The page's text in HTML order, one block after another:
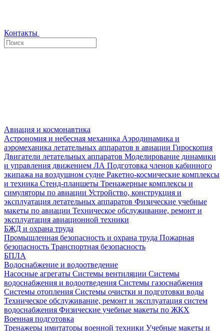
Контакты
Авиация и космонавтика
Астрономия и небесная механика Аэродинамика и
аэромеханика летательных аппаратов в авиации Гироскопия
Двигатели летательных аппаратов Моделирование динамики
и управления движением ЛА Подготовка членов кабинного
экипажа на воздушном судне Ракетно-космические комплексы
и техника Стенд-планшеты Тренажерные комплексы и
симуляторы по авиации Устройство, конструкция и
эксплуатация летательных аппаратов Физические учебные
макеты по авиации Техническое обслуживание, ремонт и
эксплуатация авиационной техники
БЖД и охрана труда
Промышленная безопасность и охрана труда Пожарная
безопасность Транспортная безопасность
БПЛА
Водоснабжение и водоотведение
Насосные агрегаты Системы вентиляции Системы
водоснабжения и водоотведения Системы газоснабжения
Системы отопления Системы очистки и подготовки воды
Техническое обслуживание, ремонт и эксплуатация систем
водоснабжения Физические учебные макеты по ЖКХ
Военная подготовка
Тренажеры имитаторы военной техники Учебные макеты и